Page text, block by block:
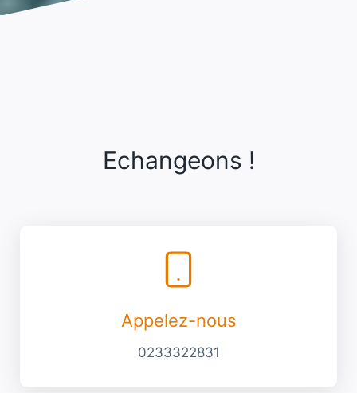
Echangeons !
Appelez-nous
0233322831